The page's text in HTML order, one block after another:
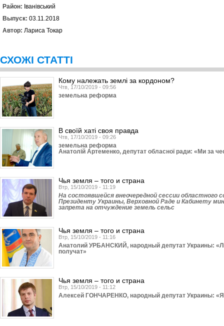
Район: Іванівський
Выпуск: 03.11.2018
Автор: Лариса Токар
СХОЖІ СТАТТІ
Кому належать землі за кордоном?
Чтв, 17/10/2019 - 09:56
земельна реформа
В своїй хаті своя правда
Чтв, 17/10/2019 - 09:26
земельна реформа
Анатолій Артеменко, депутат обласної ради: «Ми за
Чья земля – того и страна
Втр, 15/10/2019 - 11:19
На состоявшейся внеочередной сессии областного
Президенту Украины, Верховной Раде и Кабинету
запрета на отчуждение земель сельс
Чья земля – того и страна
Втр, 15/10/2019 - 11:16
Анатолий УРБАНСКИЙ, народный депутат Украины:
получат»
Чья земля – того и страна
Втр, 15/10/2019 - 11:12
Алексей ГОНЧАРЕНКО, народный депутат Украины: «Я